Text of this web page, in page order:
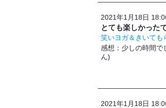
2021年1月18日
とても楽しかった
笑いヨガ＆きいても
感想：少しの時間
ん)
2021年1月18日